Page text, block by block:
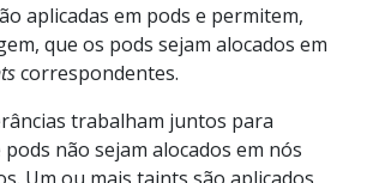
aplicadas em pods e permitem,
que os pods sejam alocados em
correspondentes.
trabalham juntos para
não sejam alocados em nós